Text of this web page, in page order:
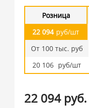
Розница
22 094 руб/шт
От 100 тыс. руб
20 106 руб/шт
22 094 руб.